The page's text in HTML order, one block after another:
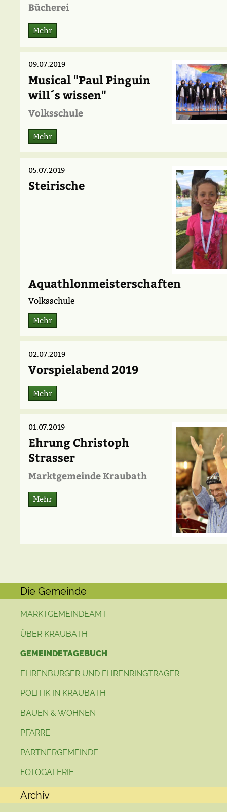
Bücherei
Mehr
09.07.2019
Musical "Paul Pinguin
will´s wissen"
Volksschule
Mehr
05.07.2019
Steirische
Aquathlonmeisterschaften
Volksschule
Mehr
02.07.2019
Vorspielabend 2019
Mehr
01.07.2019
Ehrung Christoph
Strasser
Marktgemeinde Kraubath
Mehr
Die Gemeinde
MARKTGEMEINDEAMT
ÜBER KRAUBATH
GEMEINDETAGEBUCH
EHRENBÜRGER UND EHRENRINGTRÄGER
POLITIK IN KRAUBATH
BAUEN & WOHNEN
PFARRE
PARTNERGEMEINDE
FOTOGALERIE
Archiv